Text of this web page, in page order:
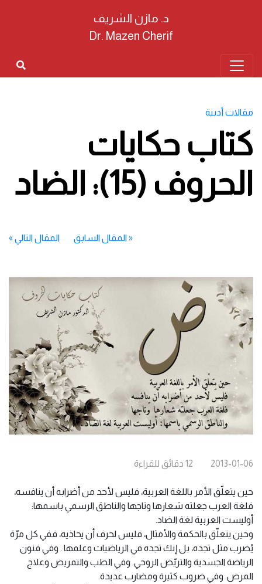
د. مازن الشريف
Dr. Mazen Cherif
مقالات أدبية
كتاب حكايات
الحروف (15): الضاد
«المقال السابق المقال التالي »
2013-01-06
12 دقائق للقراءة
حين يتعلّق الأمر باللغة العربية، فليس لأحد من أضرابه أن ينافسه،
فلغة العرب جعلته شعارها وتاجها والناطق الرسمي باسمها:
أوليست العربية لغة الضاد.
وحين يتعلّق بالحكمة والأمثال، فليس لحرف أن يحاذيه، ففي كل مرّة
يُضرب مثل تجده، بل إنك تجده في الرياضيات وعلمها . وفي فنون
الرياضة الجسدية والتريّض الروحي. وفي الطب والتمريض وعلاج
المرض. وفي ضروب كثيرة ومضارب عديدة.